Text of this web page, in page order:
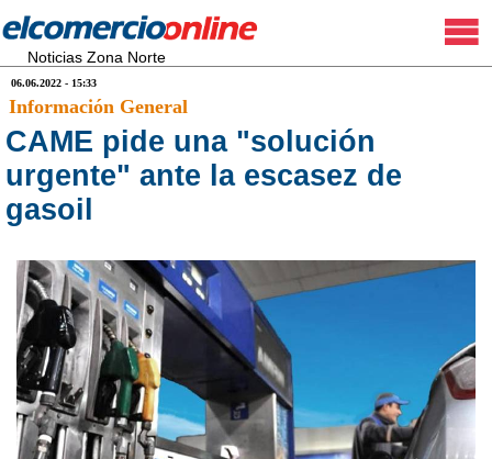
Noticias Zona Norte
06.06.2022 - 15:33
Información General
CAME pide una "solución
urgente" ante la escasez de
gasoil